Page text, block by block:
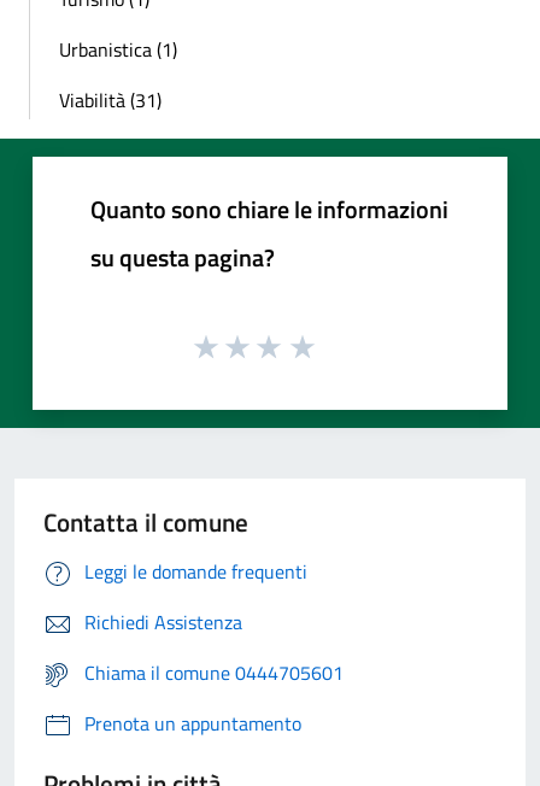
Urbanistica (1)
Viabilità (31)
Quanto sono chiare le informazioni
su questa pagina?
Contatta il comune
Leggi le domande frequenti
Richiedi Assistenza
Chiama il comune 0444705601
Prenota un appuntamento